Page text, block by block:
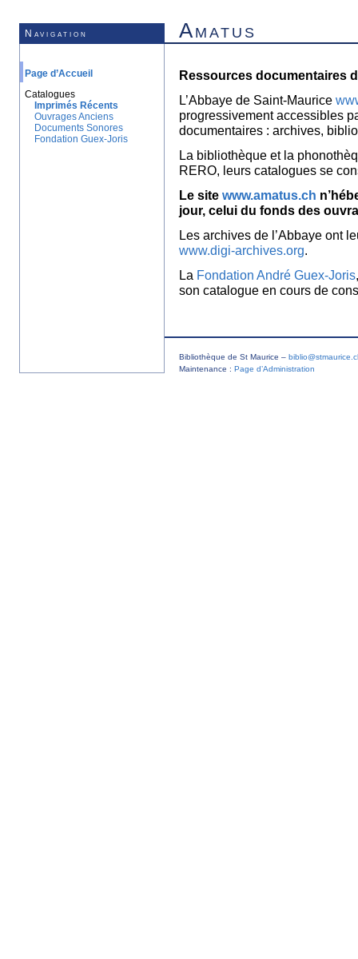
Navigation Amatus
Page d’Accueil
Catalogues
Imprimés Récents
Ouvrages Anciens
Documents Sonores
Fondation Guex-Joris
Ressources documentaires
L’Abbaye de Saint-Maurice
progressivement accessibles
documentaires : archives,
La bibliothèque et la
RERO, leurs catalogues se
Le site www.amatus.ch
jour, celui du fonds des
Les archives de l’Abbaye ont
www.digi-archives.org.
La Fondation André Guex-Joris
son catalogue en cours de
Bibliothèque de St Maurice –
Maintenance : Page d’Administration